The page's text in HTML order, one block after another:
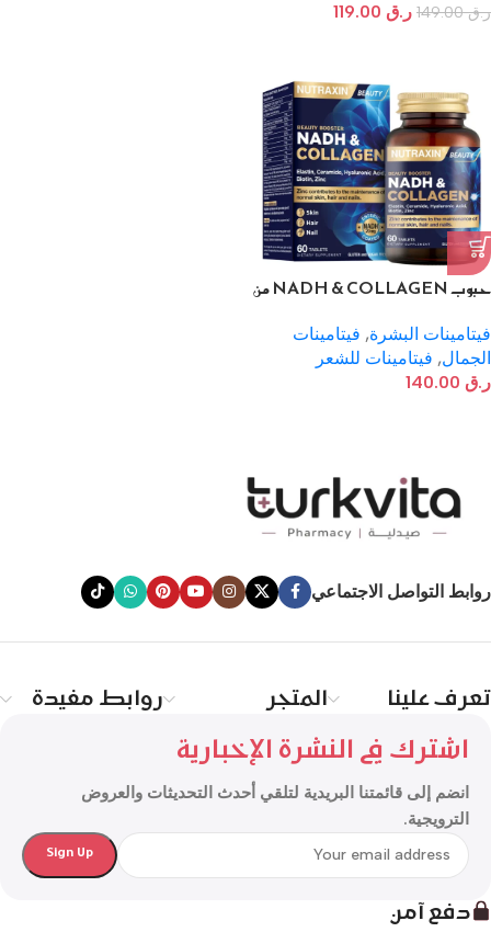
ر.ق149.00 ر.ق
حبوب NADH & COLLAGEN من
فيتامينات البشرة, فيتامينات
الجمال, فيتامينات للشعر
ر.ق
روابط التواصل الاجتماعي
تعرف علينا المتجر روابط مفيدة
اشترك في النشرة الإخبارية
انضم إلى قائمتنا البريدية لتلقي أحدث التحديثات والعروض
الترويجية.
دفع آمن